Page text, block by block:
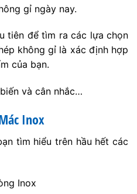
gỉ ngày nay.
tiên để tìm ra các lựa chọn
không gỉ là xác định hợp
của bạn.
và cân nhắc…
Inox
tìm hiểu trên hầu hết các
Inox